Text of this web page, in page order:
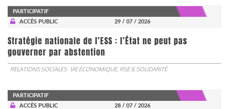
PARTICIPATIF
ACCÈS PUBLIC
29 / 07 / 2026
Stratégie nationale de l’ESS : l’État ne peut pas
gouverner par abstention
RELATIONS SOCIALES VIE ÉCONOMIQUE, RSE & SOLIDARITÉ
PARTICIPATIF
ACCÈS PUBLIC
28 / 07 / 2026